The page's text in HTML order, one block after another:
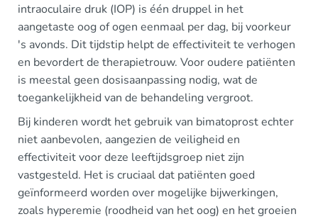
intraoculaire druk (IOP) is één druppel in het
aangetaste oog of ogen eenmaal per dag, bij voorkeur
's avonds. Dit tijdstip helpt de effectiviteit te verhogen
en bevordert de therapietrouw. Voor oudere patiënten
is meestal geen dosisaanpassing nodig, wat de
toegankelijkheid van de behandeling vergroot.
Bij kinderen wordt het gebruik van bimatoprost echter
niet aanbevolen, aangezien de veiligheid en
effectiviteit voor deze leeftijdsgroep niet zijn
vastgesteld. Het is cruciaal dat patiënten goed
geïnformeerd worden over mogelijke bijwerkingen,
zoals hyperemie (roodheid van het oog) en het groeien